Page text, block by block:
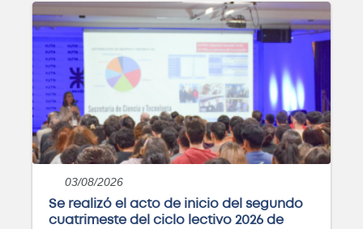
03/08/2026
Se realizó el acto de inicio del segundo
cuatrimeste del ciclo lectivo 2026 de
Ingeniería en Sistemas de
Información
Próximamente
Curso: Excel básico
Próximamente